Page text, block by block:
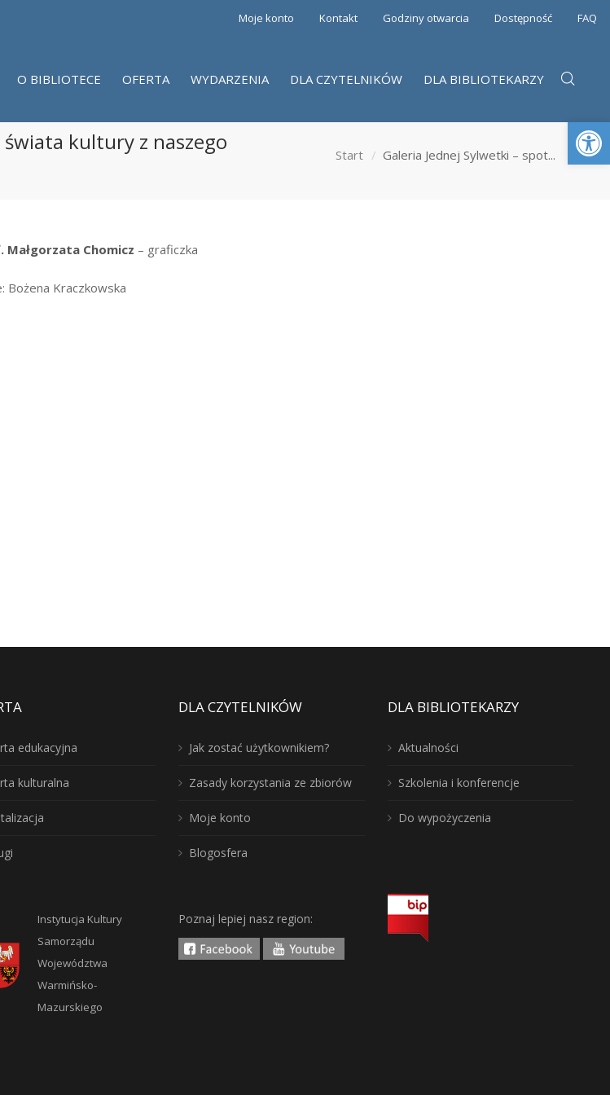
Moje konto Kontakt Godziny otwarcia Dostępność FAQ
O BIBLIOTECE OFERTA WYDARZENIA DLA CZYTELNIKÓW DLA BIBLIOTEKARZY
świata kultury z naszego
Start Galeria Jednej Sylwetki – spot...
Małgorzata Chomicz – graficzka
Bożena Kraczkowska
edukacyjna
kulturalna
Instytucja Kultury
Samorządu
Województwa
Warmińsko-
Mazurskiego
DLA CZYTELNIKÓW
Jak zostać użytkownikiem?
Zasady korzystania ze zbiorów
Moje konto
Blogosfera
Poznaj lepiej nasz region:
DLA BIBLIOTEKARZY
Aktualności
Szkolenia i konferencje
Do wypożyczenia